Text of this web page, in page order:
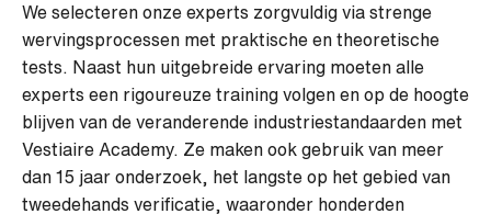
We selecteren onze experts zorgvuldig via strenge
wervingsprocessen met praktische en theoretische
tests. Naast hun uitgebreide ervaring moeten alle
experts een rigoureuze training volgen en op de hoogte
blijven van de veranderende industriestandaarden met
Vestiaire Academy. Ze maken ook gebruik van meer
dan 15 jaar onderzoek, het langste op het gebied van
tweedehands verificatie, waaronder honderden